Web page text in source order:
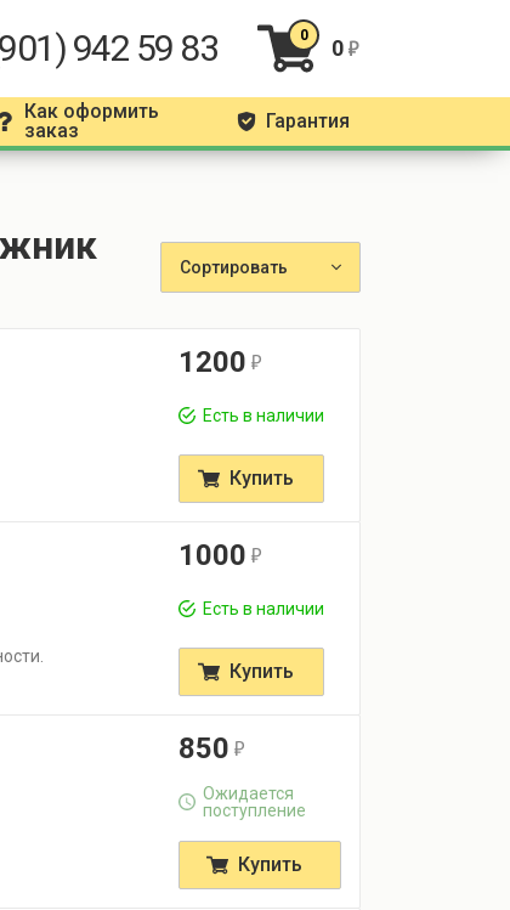
942 59 83 0 0 r
Как оформить
заказ
g Гарантия
Сортировать
1200 r
Есть в наличии
Купить
1000 r
Есть в наличии
Купить
850 r
Ожидается
поступление
Купить